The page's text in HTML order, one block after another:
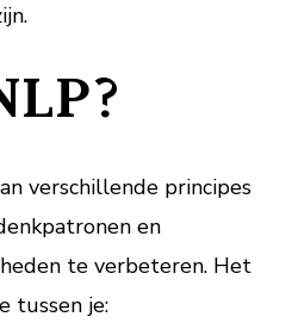
verschillende principes
en
te verbeteren. Het
tussen je: